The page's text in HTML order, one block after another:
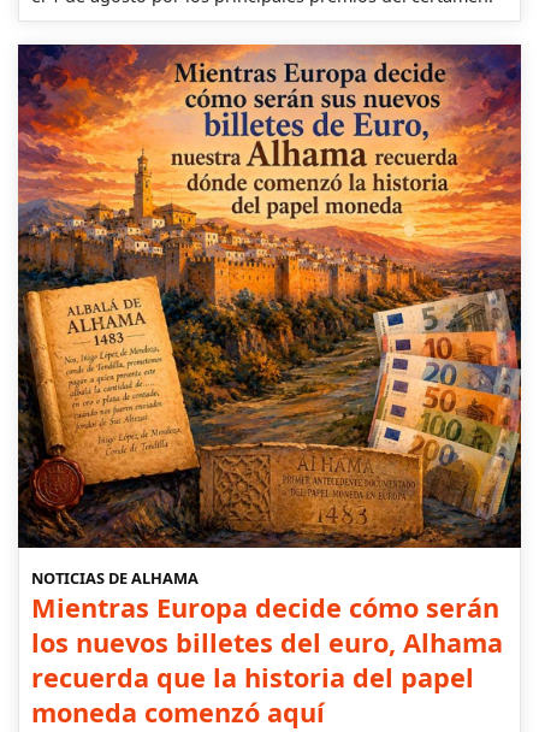
NOTICIAS DE ALHAMA
Mientras Europa decide cómo serán
los nuevos billetes del euro, Alhama
recuerda que la historia del papel
moneda comenzó aquí